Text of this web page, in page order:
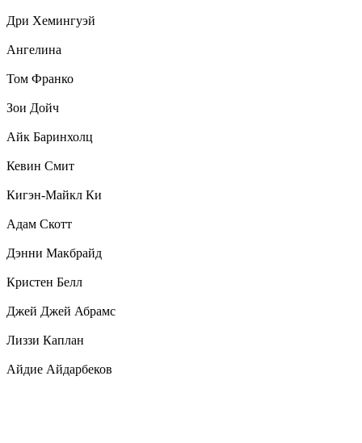
Дри Хемингуэй
Ангелина
Том Франко
Зои Дойч
Айк Баринхолц
Кевин Смит
Кигэн-Майкл Ки
Адам Скотт
Дэнни Макбрайд
Кристен Белл
Джей Джей Абрамс
Лиззи Каплан
Айдие Айдарбеков